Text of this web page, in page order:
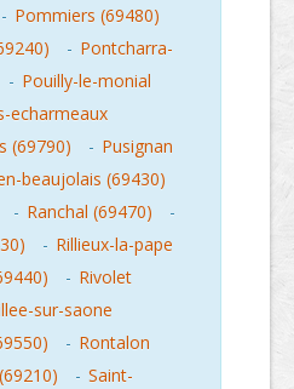
- Pommiers (69480)
- Pontcharra-
- Pouilly-le-monial
echarmeaux
(69790) - Pusignan
beaujolais (69430)
- Ranchal (69470)
-
- Rillieux-la-pape
- Rivolet
sur-saone
- Rontalon
- Saint-